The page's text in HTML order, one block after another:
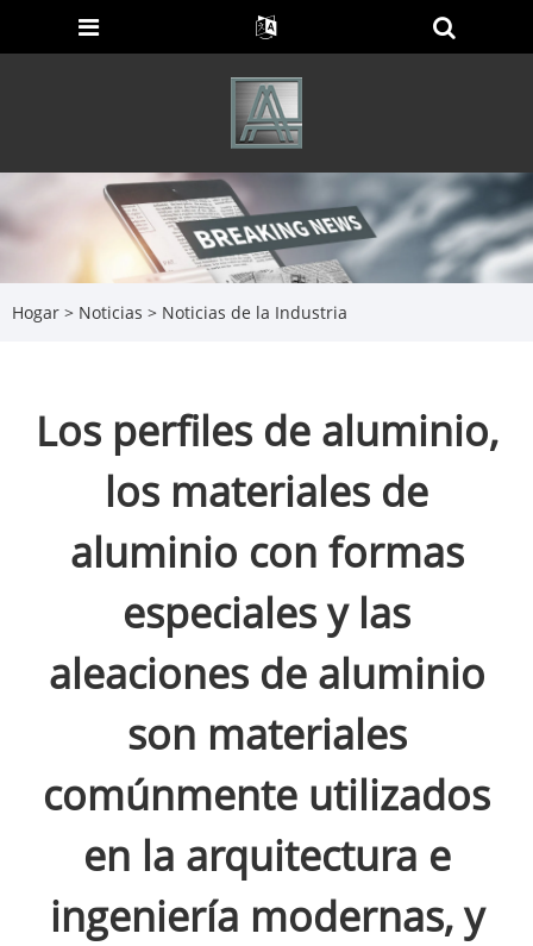
Hogar > Noticias > Noticias de la Industria
Los perfiles de aluminio,
los materiales de
aluminio con formas
especiales y las
aleaciones de aluminio
son materiales
comúnmente utilizados
en la arquitectura e
ingeniería modernas, y